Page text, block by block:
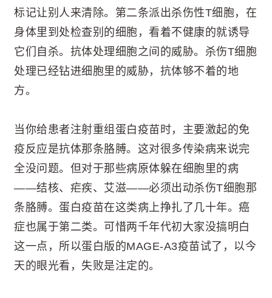
标记让别人来清除。第二条派出杀伤性T细胞，在
身体里到处检查别的细胞，看着不健康的就诱导
它们自杀。抗体处理细胞之间的威胁。杀伤T细胞
处理已经钻进细胞里的威胁，抗体够不着的地
方。
当你给患者注射重组蛋白疫苗时，主要激起的免
疫反应是抗体那条胳膊。这对很多传染病来说完
全没问题。但对于那些病原体躲在细胞里的病
——结核、疟疾、艾滋——必须出动杀伤T细胞那
条胳膊。蛋白疫苗在这类病上挣扎了几十年。癌
症也属于第二类。可惜两千年代初大家没搞明白
这一点，所以蛋白版的MAGE-A3疫苗试了，以今
天的眼光看，失败是注定的。